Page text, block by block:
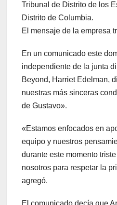
Tribunal de Distrito de los
Distrito de Columbia.
El mensaje de la empresa
En un comunicado este
independiente de la junta
Beyond, Harriet Edelman,
nuestras más sinceras
de Gustavo».
«Estamos enfocados en
equipo y nuestros
durante este momento
nosotros para respetar la
agregó.